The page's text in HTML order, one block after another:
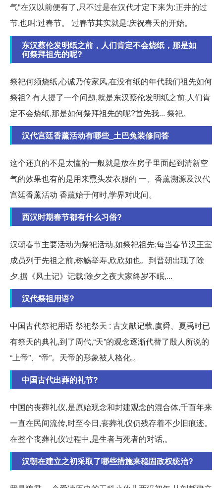
气"在汉以前便有了,只不过是在汉代才定下来为:正井的过
节,也叫:过春节。 过春节其实就是:庆祝春天的开始。
东汉蔡伦发明纸之前，人们肯定不会烧纸，那是如
何祭拜祖先的呢?
祭祀何须烧纸,心诚乃传家风,在没有纸的年代我们祖先如何
祭祖? 有人提了一个问题,就是东汉蔡伦发明纸之前,人们肯
定不会烧纸,那是如何祭拜祖先的呢?首先我... 祭祀。
汉代宫廷香薰活动有哪些_土巴兔装修问答
这个还真的不是太懂的一般就是放在房子里面起到清新空
气的效果也有的是用来熏头发衣服的 一、香薰溯源及汉代
宫廷香薰活动 香薰始于何时,学界对此问。
西汉时期春节都有什么习俗?
汉朝春节主要活动为祭祀活动,如祭祀祖先;每当春节汉王室
成员列于先祖之前,称觞举寿,欣欣如也。到晋朝出现了除
夕,据《风土记》记载:除夕之夜大家终岁不眠,...
汉代祭祖用语?
中国古代祭祀用语 祭祀祭天 : 古文献记载,虞舜、夏禹时已
有祭天的典礼,到了周代,“天”的观念逐渐代替了殷人所说的
“上帝”、“帝”。天帝的形象被人格化,。
中国古代出葬的礼节?
中国的丧葬礼仪,是原始观念和封建观念的混合体,千百年来
一直在民间流传,时至今日,丧葬礼仪仍残存着不少旧痕迹。
在整个丧葬礼仪过程中,是生者与死者的对话,。
汉朝在建立之初采取了哪些措施来稳固政权统治?